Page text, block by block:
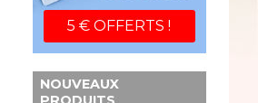
5 € OFFERTS !
NOUVEAUX